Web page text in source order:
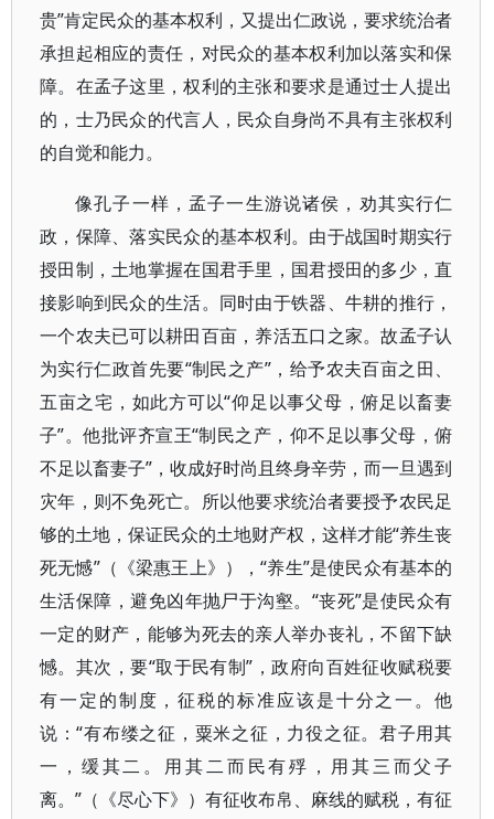
贵”肯定民众的基本权利，又提出仁政说，要求统治者
承担起相应的责任，对民众的基本权利加以落实和保
障。在孟子这里，权利的主张和要求是通过士人提出
的，士乃民众的代言人，民众自身尚不具有主张权利
的自觉和能力。
像孔子一样，孟子一生游说诸侯，劝其实行仁
政，保障、落实民众的基本权利。由于战国时期实行
授田制，土地掌握在国君手里，国君授田的多少，直
接影响到民众的生活。同时由于铁器、牛耕的推行，
一个农夫已可以耕田百亩，养活五口之家。故孟子认
为实行仁政首先要“制民之产”，给予农夫百亩之田、
五亩之宅，如此方可以“仰足以事父母，俯足以畜妻
子”。他批评齐宣王“制民之产，仰不足以事父母，俯
不足以畜妻子”，收成好时尚且终身辛劳，而一旦遇到
灾年，则不免死亡。所以他要求统治者要授予农民足
够的土地，保证民众的土地财产权，这样才能“养生丧
死无憾”（《梁惠王上》），“养生”是使民众有基本的
生活保障，避免凶年抛尸于沟壑。“丧死”是使民众有
一定的财产，能够为死去的亲人举办丧礼，不留下缺
憾。其次，要“取于民有制”，政府向百姓征收赋税要
有一定的制度，征税的标准应该是十分之一。他
说：“有布缕之征，粟米之征，力役之征。君子用其
一，缓其二。用其二而民有殍，用其三而父子
离。”（《尽心下》）有征收布帛、麻线的赋税，有征